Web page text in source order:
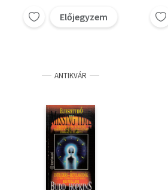
Előjegyzem
ANTIKVÁR